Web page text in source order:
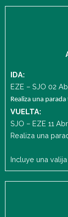
IDA:
EZE – SJO 02
Realiza una
VUELTA:
SJO – EZE 11
Realiza una
Incluye una